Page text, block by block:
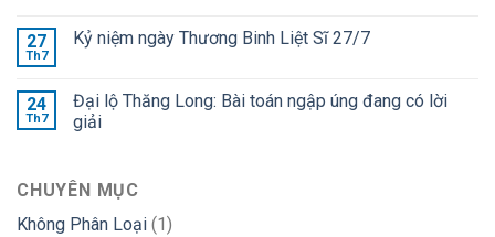
27
Th7
Kỷ niệm ngày Thương Binh Liệt Sĩ 27/7
24
Th7
Đại lộ Thăng Long: Bài toán ngập úng đang có lời
giải
CHUYÊN MỤC
Không Phân Loại (1)